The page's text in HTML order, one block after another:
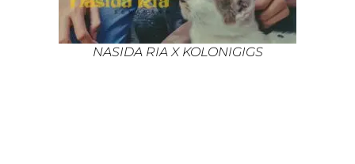
NASIDA RIA X KOLONIGIGS